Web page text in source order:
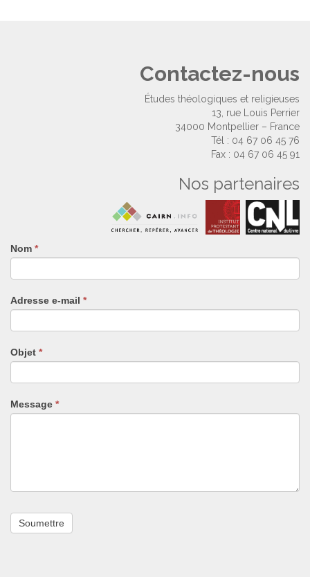
Contactez-nous
Études théologiques et religieuses
13, rue Louis Perrier
34000 Montpellier – France
Tél : 04 67 06 45 76
Fax : 04 67 06 45 91
Nos partenaires
Nom *
Adresse e-mail *
Objet *
Message *
Si
vous
êtes
humain,
remplissez
ce